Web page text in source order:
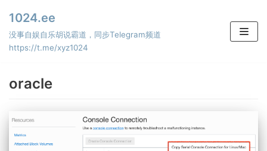
Skip
to
content
1024.ee
没事自娱自乐胡说霸道，同步Telegram频道
https://t.me/xyz1024
oracle